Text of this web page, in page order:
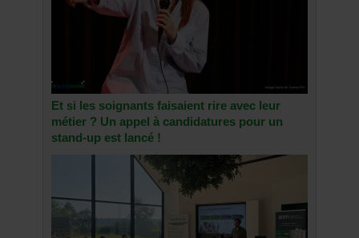
Et si les soignants faisaient rire avec leur
métier ? Un appel à candidatures pour un
stand-up est lancé !